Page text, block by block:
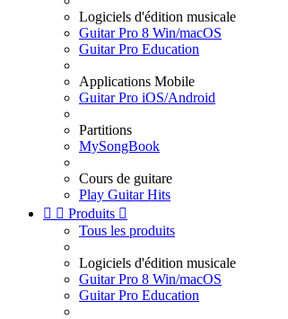
Logiciels d'édition musicale
Guitar Pro 8 Win/macOS
Guitar Pro Education
Applications Mobile
Guitar Pro iOS/Android
Partitions
MySongBook
Cours de guitare
Play Guitar Hits
  Produits 
Tous les produits
Logiciels d'édition musicale
Guitar Pro 8 Win/macOS
Guitar Pro Education